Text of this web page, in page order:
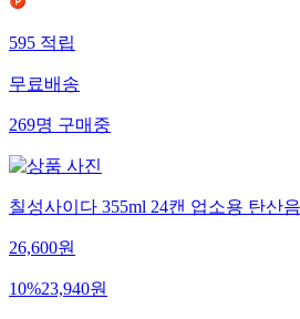
595 적립
무료배송
269명 구매중
칠성사이다 355ml 24캔 업소용 탄산
26,600원
10%23,940원